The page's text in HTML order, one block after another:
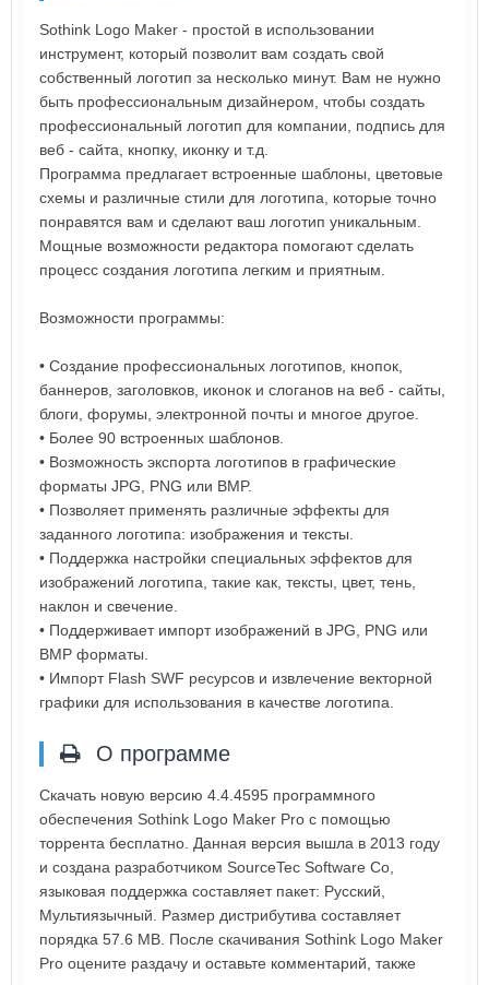
Sothink Logo Maker - простой в использовании
инструмент, который позволит вам создать свой
собственный логотип за несколько минут. Вам не нужно
быть профессиональным дизайнером, чтобы создать
профессиональный логотип для компании, подпись для
веб - сайта, кнопку, иконку и т.д.
Программа предлагает встроенные шаблоны, цветовые
схемы и различные стили для логотипа, которые точно
понравятся вам и сделают ваш логотип уникальным.
Мощные возможности редактора помогают сделать
процесс создания логотипа легким и приятным.
Возможности программы:
• Создание профессиональных логотипов, кнопок,
баннеров, заголовков, иконок и слоганов на веб - сайты,
блоги, форумы, электронной почты и многое другое.
• Более 90 встроенных шаблонов.
• Возможность экспорта логотипов в графические
форматы JPG, PNG или BMP.
• Позволяет применять различные эффекты для
заданного логотипа: изображения и тексты.
• Поддержка настройки специальных эффектов для
изображений логотипа, такие как, тексты, цвет, тень,
наклон и свечение.
• Поддерживает импорт изображений в JPG, PNG или
BMP форматы.
• Импорт Flash SWF ресурсов и извлечение векторной
графики для использования в качестве логотипа.
О программе
Скачать новую версию 4.4.4595 программного
обеспечения Sothink Logo Maker Pro с помощью
торрента бесплатно. Данная версия вышла в 2013 году
и создана разработчиком SourceTec Software Co,
языковая поддержка составляет пакет: Русский,
Мультиязычный. Размер дистрибутива составляет
порядка 57.6 MB. После скачивания Sothink Logo Maker
Pro оцените раздачу и оставьте комментарий, также